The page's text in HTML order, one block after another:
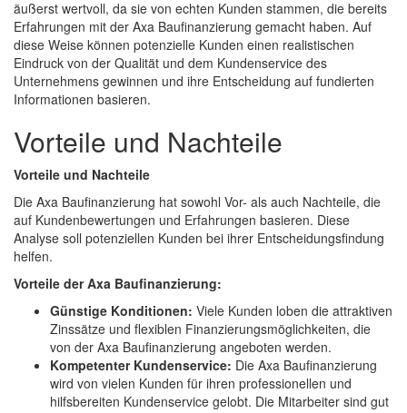
äußerst wertvoll, da sie von echten Kunden stammen, die bereits
Erfahrungen mit der Axa Baufinanzierung gemacht haben. Auf
diese Weise können potenzielle Kunden einen realistischen
Eindruck von der Qualität und dem Kundenservice des
Unternehmens gewinnen und ihre Entscheidung auf fundierten
Informationen basieren.
Vorteile und Nachteile
Vorteile und Nachteile
Die Axa Baufinanzierung hat sowohl Vor- als auch Nachteile, die
auf Kundenbewertungen und Erfahrungen basieren. Diese
Analyse soll potenziellen Kunden bei ihrer Entscheidungsfindung
helfen.
Vorteile der Axa Baufinanzierung:
Günstige Konditionen: Viele Kunden loben die attraktiven
Zinssätze und flexiblen Finanzierungsmöglichkeiten, die
von der Axa Baufinanzierung angeboten werden.
Kompetenter Kundenservice: Die Axa Baufinanzierung
wird von vielen Kunden für ihren professionellen und
hilfsbereiten Kundenservice gelobt. Die Mitarbeiter sind gut